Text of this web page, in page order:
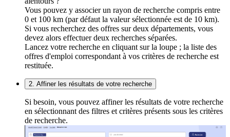
Vous pouvez y associer un rayon de recherche compris entre
0 et 100 km (par défaut la valeur sélectionnée est de 10 km).
Si vous recherchez des offres sur deux départements, vous
devez alors effectuer deux recherches séparées.
Lancez votre recherche en cliquant sur la loupe ; la liste des
offres d'emploi correspondant à vos critères de recherche est
restituée.
2. Affiner les résultats de votre recherche
Si besoin, vous pouvez affiner les résultats de votre recherche
en sélectionnant des filtres et critères présents sous les critères
de recherche.